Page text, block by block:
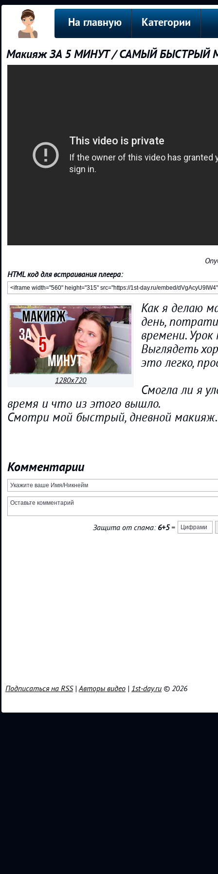
На главную Категории
Макияж ЗА 5 МИНУТ / САМЫЙ БЫСТРЫЙ
HTML код для встраивания плеера:
1280x720
Как я делаю
день,
времени.
Выглядеть
это легко,
Смогла ли я
время и что из этого вышло.
Смотри мой быстрый, дневной макияж.
Комментарии
Защита от спама: 6+5=
Подписаться на RSS|Авторы видео | 1st-day.ru © 2026